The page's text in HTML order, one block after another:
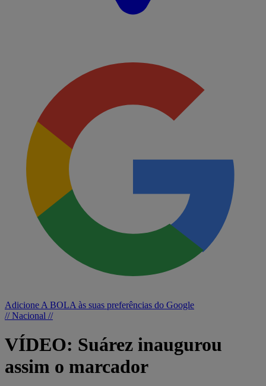
Adicione A BOLA às suas preferências do Google
// Nacional //
VÍDEO: Suárez inaugurou
assim o marcador